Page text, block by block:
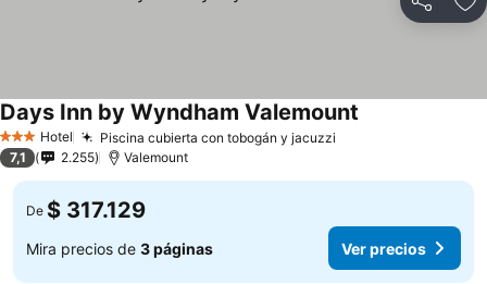
Compartir
3 Estrellas
Hotel Piscina cubierta con tobogán y jacuzzi
Days Inn by Wyndham Valemount
7,1 2.255 Valemount
De $ 317.129
Mira precios de 3 páginas Ver precios